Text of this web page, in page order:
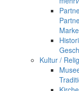
Kultur /